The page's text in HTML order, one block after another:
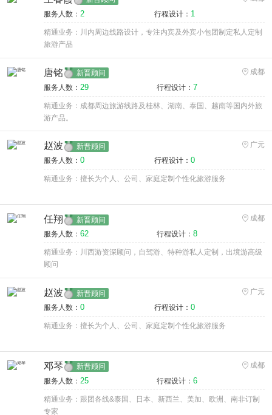
服务人数： 2 行程设计： 1
精通业务：川内周边线路设计，专注内宾及外宾小包团制定私人定制
旅游产品
唐铭 新晋顾问
成都
服务人数： 29 行程设计： 7
精通业务：成都周边旅游线路及桂林、湖南、泰国、越南等国内外旅
游产品。
赵波 新晋顾问
广元
服务人数： 0 行程设计： 0
精通业务：擅长为个人、公司、家庭定制个性化旅游服务
任翔 新晋顾问
成都
服务人数： 62 行程设计： 8
精通业务：川西游资深顾问，自驾游、特种游私人定制，出境游高级
顾问
赵波 新晋顾问
广元
服务人数： 0 行程设计： 0
精通业务：擅长为个人、公司、家庭定制个性化旅游服务
邓琴 新晋顾问
成都
服务人数： 25 行程设计： 6
精通业务：跟团各线&泰国、日本、新西兰、美加、欧洲、南非订制
专家